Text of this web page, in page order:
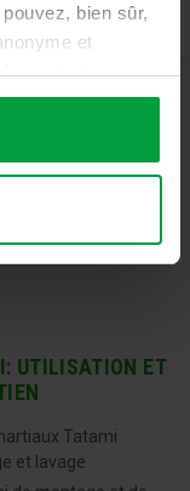
bien sûr,
et
pour tout
préférences.
UTILISATION ET
Tatami
et lavage